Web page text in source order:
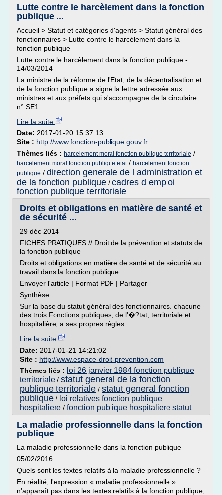
Lutte contre le harcèlement dans la fonction
publique ...
Accueil > Statut et catégories d'agents > Statut général des
fonctionnaires > Lutte contre le harcèlement dans la
fonction publique
Lutte contre le harcèlement dans la fonction publique -
14/03/2014
La ministre de la réforme de l'Etat, de la décentralisation et
de la fonction publique a signé la lettre adressée aux
ministres et aux préfets qui s'accompagne de la circulaire
n° SE1...
Lire la suite
Date: 2017-01-20 15:37:13
Site : http://www.fonction-publique.gouv.fr
Thèmes liés : harcelement moral fonction publique territoriale /
harcelement moral fonction publique etat/ harcelement fonction
publique / direction generale de l administration et
de la fonction publique / cadres d emploi
fonction publique territoriale
Droits et obligations en matière de santé et
de sécurité ...
29 déc 2014
FICHES PRATIQUES // Droit de la prévention et statuts de
la fonction publique
Droits et obligations en matière de santé et de sécurité au
travail dans la fonction publique
Envoyer l'article | Format PDF | Partager
Synthèse
Sur la base du statut général des fonctionnaires, chacune
des trois Fonctions publiques, de l'�?tat, territoriale et
hospitalière, a ses propres règles...
Lire la suite
Date: 2017-01-21 14:21:02
Site : http://www.espace-droit-prevention.com
Thèmes liés : loi 26 janvier 1984 fonction publique
territoriale / statut general de la fonction
publique territoriale / statut general fonction
publique / loi relatives fonction publique
hospitaliere / fonction publique hospitaliere statut
La maladie professionnelle dans la fonction
publique
La maladie professionnelle dans la fonction publique
05/02/2016
Quels sont les textes relatifs à la maladie professionnelle ?
En réalité, l'expression « maladie professionnelle »
n'apparaît pas dans les textes relatifs à la fonction publique,